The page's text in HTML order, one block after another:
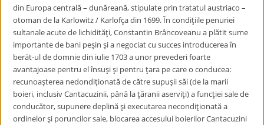
din Europa centrală – dunăreană, stipulate prin tratatul austriaco –
otoman de la Karlowitz / Karlofça din 1699. În condiţiile penuriei
sultanale acute de lichidităţi, Constantin Brâncoveanu a plătit sume
importante de bani peşin şi a negociat cu succes introducerea în
berāt-ul de domnie din iulie 1703 a unor prevederi foarte
avantajoase pentru el însuşi şi pentru ţara pe care o conducea:
recunoaşterea nedondiţionată de către supuşii săi (de la marii
boieri, inclusiv Cantacuzinii, până la ţăranii aserviţi) a funcţiei sale de
conducător, supunere deplină şi executarea necondiţionată a
ordinelor şi poruncilor sale, blocarea accesului boierilor Cantacuzini